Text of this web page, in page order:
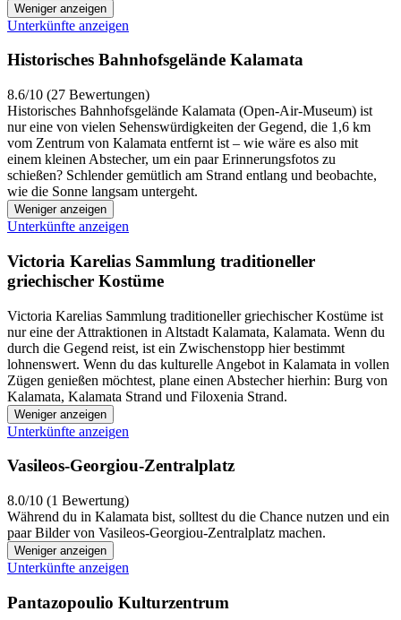
Weniger anzeigen
Unterkünfte anzeigen
Historisches Bahnhofsgelände Kalamata
8.6/10 (27 Bewertungen)
Historisches Bahnhofsgelände Kalamata (Open-Air-Museum) ist
nur eine von vielen Sehenswürdigkeiten der Gegend, die 1,6 km
vom Zentrum von Kalamata entfernt ist – wie wäre es also mit
einem kleinen Abstecher, um ein paar Erinnerungsfotos zu
schießen? Schlender gemütlich am Strand entlang und beobachte,
wie die Sonne langsam untergeht.
Weniger anzeigen
Unterkünfte anzeigen
Victoria Karelias Sammlung traditioneller
griechischer Kostüme
Victoria Karelias Sammlung traditioneller griechischer Kostüme ist
nur eine der Attraktionen in Altstadt Kalamata, Kalamata. Wenn du
durch die Gegend reist, ist ein Zwischenstopp hier bestimmt
lohnenswert. Wenn du das kulturelle Angebot in Kalamata in vollen
Zügen genießen möchtest, plane einen Abstecher hierhin: Burg von
Kalamata, Kalamata Strand und Filoxenia Strand.
Weniger anzeigen
Unterkünfte anzeigen
Vasileos-Georgiou-Zentralplatz
8.0/10 (1 Bewertung)
Während du in Kalamata bist, solltest du die Chance nutzen und ein
paar Bilder von Vasileos-Georgiou-Zentralplatz machen.
Weniger anzeigen
Unterkünfte anzeigen
Pantazopoulio Kulturzentrum